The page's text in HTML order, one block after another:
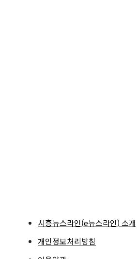
시흥뉴스라인(e뉴스라인) 소개
개인정보처리방침